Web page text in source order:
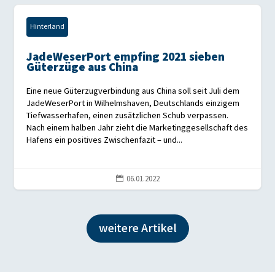
Hinterland
JadeWeserPort empfing 2021 sieben
Güterzüge aus China
Eine neue Güterzugverbindung aus China soll seit Juli dem
JadeWeserPort in Wilhelmshaven, Deutschlands einzigem
Tiefwasserhafen, einen zusätzlichen Schub verpassen.
Nach einem halben Jahr zieht die Marketinggesellschaft des
Hafens ein positives Zwischenfazit – und...
 06.01.2022
weitere Artikel